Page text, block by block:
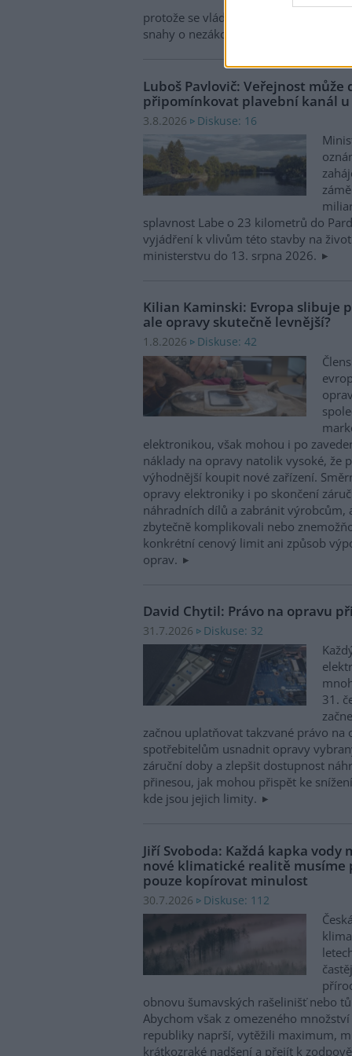
protože se vládám členských států
snahy o nezákonnou hlubinnou
Luboš Pavlovič: Veřejnost může
připomínkovat plavební kanál u
3.8.2026 Diskuse: 16
splavnost Labe o 23 kilometrů do
vyjádření k vlivům této stavby na
ministerstvu do 13. srpna 2026.
Kilian Kaminski: Evropa slibuje
ale opravy skutečně levnější?
1.8.2026 Diskuse: 42
elektronikou, však mohou i po
náklady na opravy natolik vysoké, že
výhodnější koupit nové zařízení.
opravy elektroniky i po skončení
náhradních dílů a zabránit výrobcům,
zbytečně komplikovali nebo
konkrétní cenový limit ani způsob
oprav.
David Chytil: Právo na opravu
31.7.2026 Diskuse: 32
31.
začnou uplatňovat takzvané právo na
spotřebitelům usnadnit opravy
záruční doby a zlepšit dostupnost
přinesou, jak mohou přispět ke
kde jsou jejich limity.
Jiří Svoboda: Každá kapka vody
nové klimatické realitě musíme
pouze kopírovat minulost
30.7.2026 Diskuse: 112
obnovu šumavských rašelinišť nebo
Abychom však z omezeného
republiky naprší, vytěžili maximum,
krátkozraké nadšení a přejít k